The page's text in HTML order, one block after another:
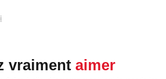
vraiment aimer